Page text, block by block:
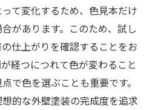
て変化するため、色見本だけ
があります。このため、試し
仕上がりを確認することをお
経つにつれて色が変わること
で色を選ぶことも重要です。
的な外壁塗装の完成度を追求